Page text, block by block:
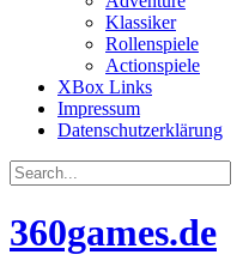
Klassiker
Rollenspiele
Actionspiele
XBox Links
Impressum
Datenschutzerklärung
Search
for:
360games.de